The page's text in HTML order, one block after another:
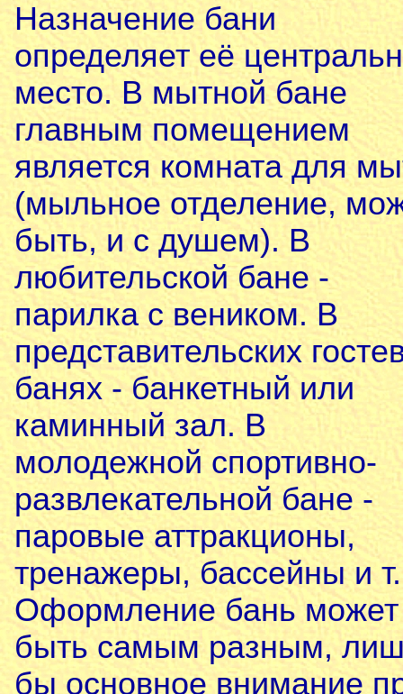
Назначение бани
определяет её
место. В мытной бане
главным помещением
является комната для
(мыльное отделение,
быть, и с душем). В
любительской бане -
парилка с веником. В
представительских
банях - банкетный или
каминный зал. В
молодежной спортивно-
развлекательной бане -
паровые аттракционы,
тренажеры, бассейны и
Оформление бань может
быть самым разным,
бы основное внимание